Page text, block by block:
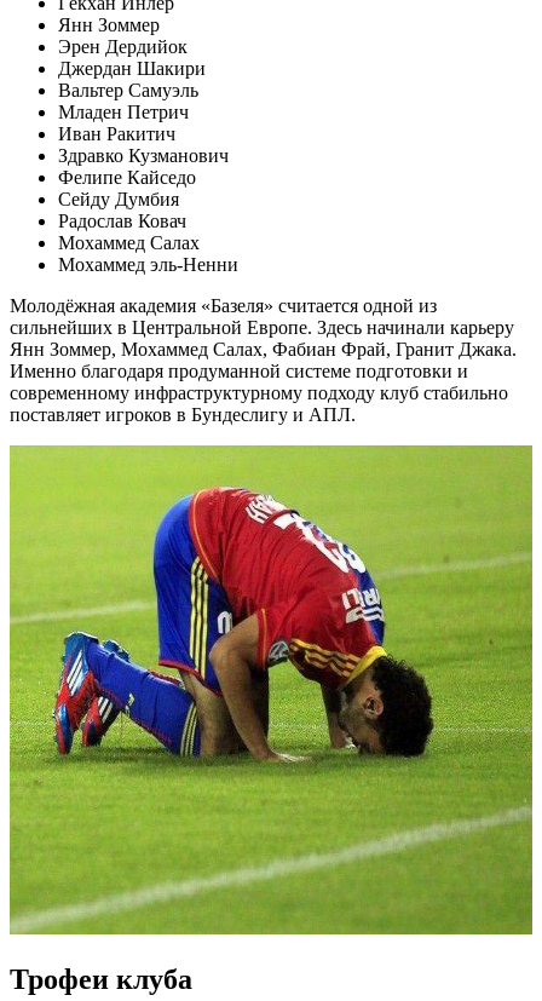
Янн Зоммер
Эрен Дердийок
Джердан Шакири
Вальтер Самуэль
Младен Петрич
Иван Ракитич
Здравко Кузманович
Фелипе Кайседо
Сейду Думбия
Радослав Ковач
Мохаммед Салах
Мохаммед эль-Ненни
Молодёжная академия «Базеля» считается одной из
сильнейших в Центральной Европе. Здесь начинали карьеру
Янн Зоммер, Мохаммед Салах, Фабиан Фрай, Гранит Джака.
Именно благодаря продуманной системе подготовки и
современному инфраструктурному подходу клуб стабильно
поставляет игроков в Бундеслигу и АПЛ.
Трофеи клуба